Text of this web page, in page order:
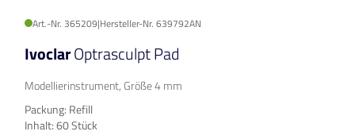
Art.-Nr. 365209|Hersteller-Nr. 639792AN
IvoclarOptrasculpt Pad
Modellierinstrument, Größe 4 mm
Packung: Refill
Inhalt: 60 Stück